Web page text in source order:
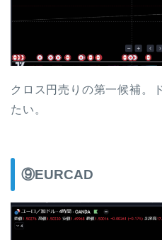
クロス円売りの第一候補。
たい。
⑨EURCAD